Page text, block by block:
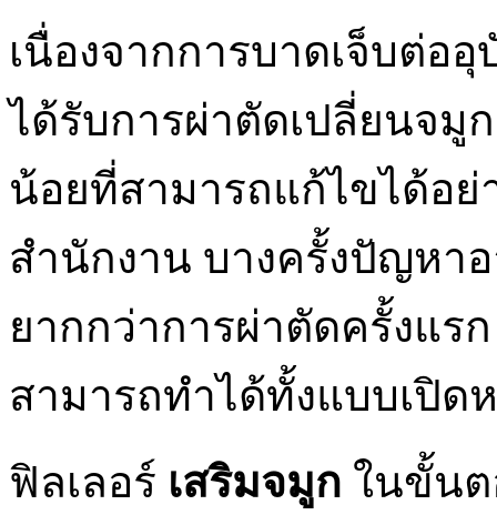
เนื่องจากการบาดเจ็บต่อ
ได้รับการผ่าตัดเปลี่ยนจมู
น้อยที่สามารถแก้ไขได้อย่
สำนักงาน บางครั้งปัญหา
ยากกว่าการผ่าตัดครั้งแร
สามารถทำได้ทั้งแบบเปิด
ฟิลเลอร์ เสริมจมูก ในขั้น